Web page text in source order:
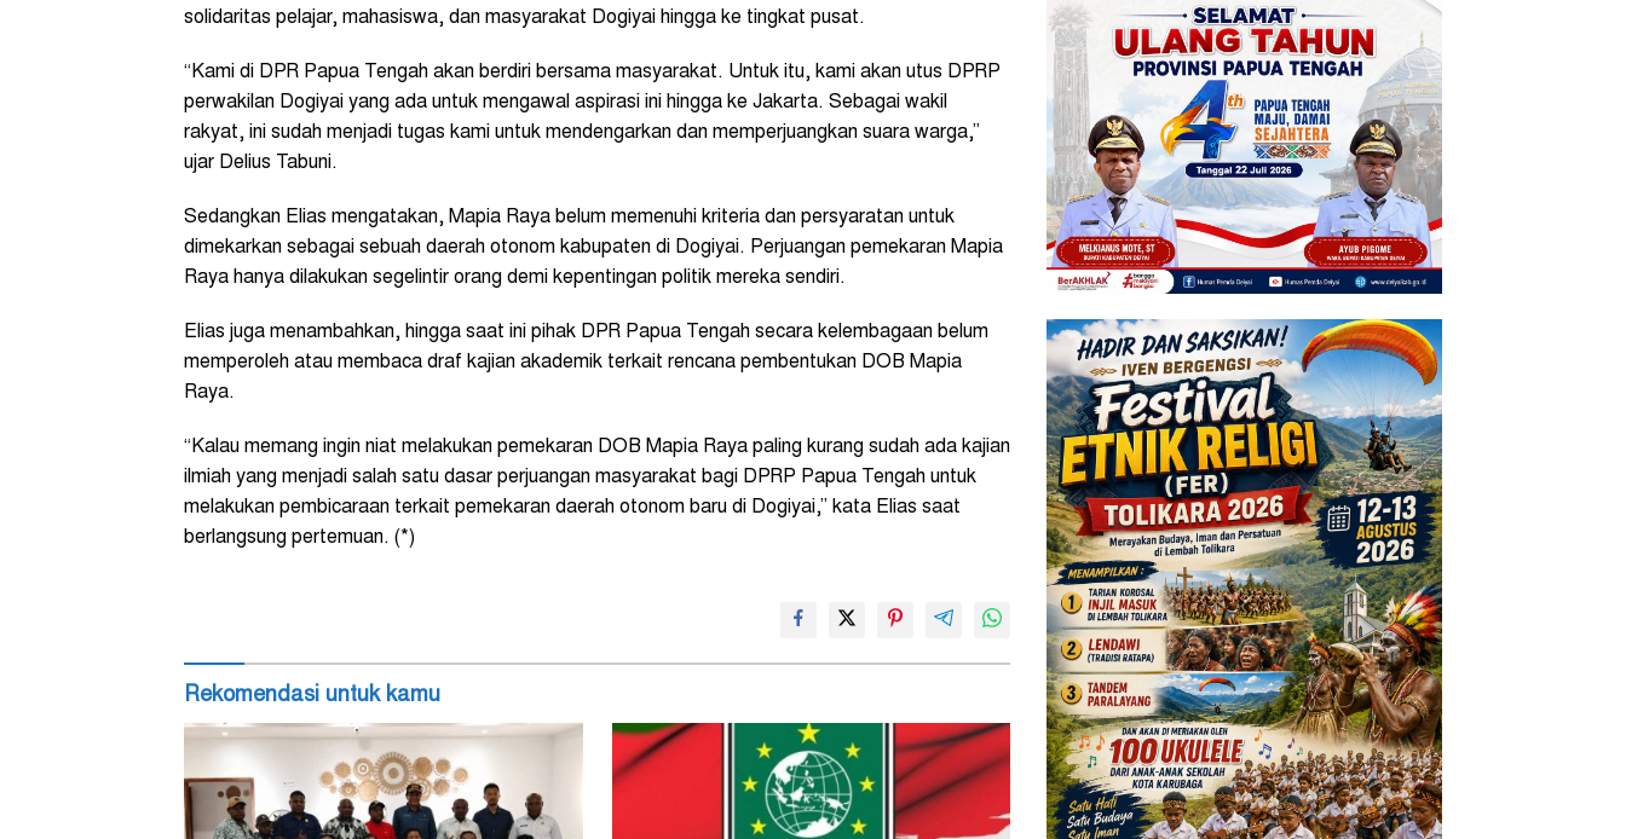
solidaritas pelajar, mahasiswa, dan masyarakat Dogiyai hingga ke tingkat pusat.
“Kami di DPR Papua Tengah akan berdiri bersama masyarakat. Untuk itu, kami akan utus DPRP
perwakilan Dogiyai yang ada untuk mengawal aspirasi ini hingga ke Jakarta. Sebagai wakil
rakyat, ini sudah menjadi tugas kami untuk mendengarkan dan memperjuangkan suara warga,”
ujar Delius Tabuni.
Sedangkan Elias mengatakan, Mapia Raya belum memenuhi kriteria dan persyaratan untuk
dimekarkan sebagai sebuah daerah otonom kabupaten di Dogiyai. Perjuangan pemekaran Mapia
Raya hanya dilakukan segelintir orang demi kepentingan politik mereka sendiri.
Elias juga menambahkan, hingga saat ini pihak DPR Papua Tengah secara kelembagaan belum
memperoleh atau membaca draf kajian akademik terkait rencana pembentukan DOB Mapia
Raya.
“Kalau memang ingin niat melakukan pemekaran DOB Mapia Raya paling kurang sudah ada kajian
ilmiah yang menjadi salah satu dasar perjuangan masyarakat bagi DPRP Papua Tengah untuk
melakukan pembicaraan terkait pemekaran daerah otonom baru di Dogiyai,” kata Elias saat
berlangsung pertemuan. (*)
Rekomendasi untuk kamu